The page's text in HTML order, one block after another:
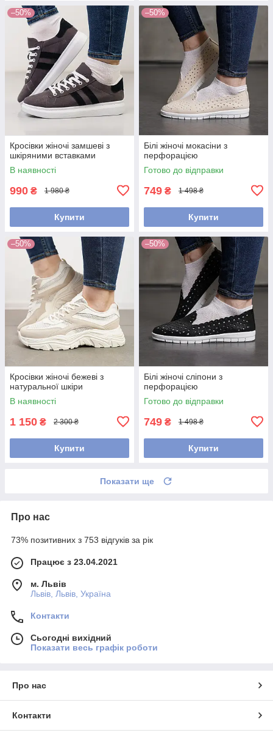
–50%
Кросівки жіночі замшеві з
шкіряними вставками
В наявності
990 ₴ 1 980 ₴
Купити
–50%
Білі жіночі мокасіни з
перфорацією
Готово до відправки
749 ₴ 1 498 ₴
Купити
–50%
Кросівки жіночі бежеві з
натуральної шкіри
В наявності
1 150 ₴ 2 300 ₴
Купити
–50%
Білі жіночі сліпони з
перфорацією
Готово до відправки
749 ₴ 1 498 ₴
Купити
Показати ще
Про нас
73% позитивних з 753 відгуків за рік
Працює з 23.04.2021
м. Львів
Львів, Львів, Україна
Контакти
Сьогодні вихідний
Показати весь графік роботи
Про нас
Контакти